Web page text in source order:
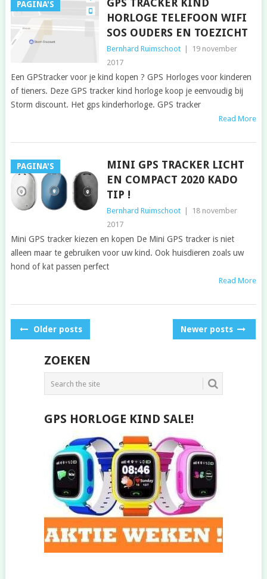
PAGINA'S
GPS TRACKER KIND
HORLOGE TELEFOON WIFI
SOS OUDERS EN TOEZICHT
Bernhard Ruimschoot
19 november
2017
Een GPStracker voor je kind kopen ? GPS Horloges voor kinderen
of tieners. Deze GPS tracker kind horloge koop je eenvoudig bij
Storm discount. Het gps kinderhorloge. GPS tracker
Read More
PAGINA'S
MINI GPS TRACKER LICHT
EN COMPACT 2020 KADO
TIP !
Bernhard Ruimschoot
18 november
2017
Mini GPS tracker kiezen en kopen De Mini GPS tracker is niet
alleen maar te gebruiken voor uw kind. Ook huisdieren zoals uw
hond of kat passen perfect
Read More
POSTS
Older posts Newer posts
ZOEKEN
GPS HORLOGE KIND SALE!